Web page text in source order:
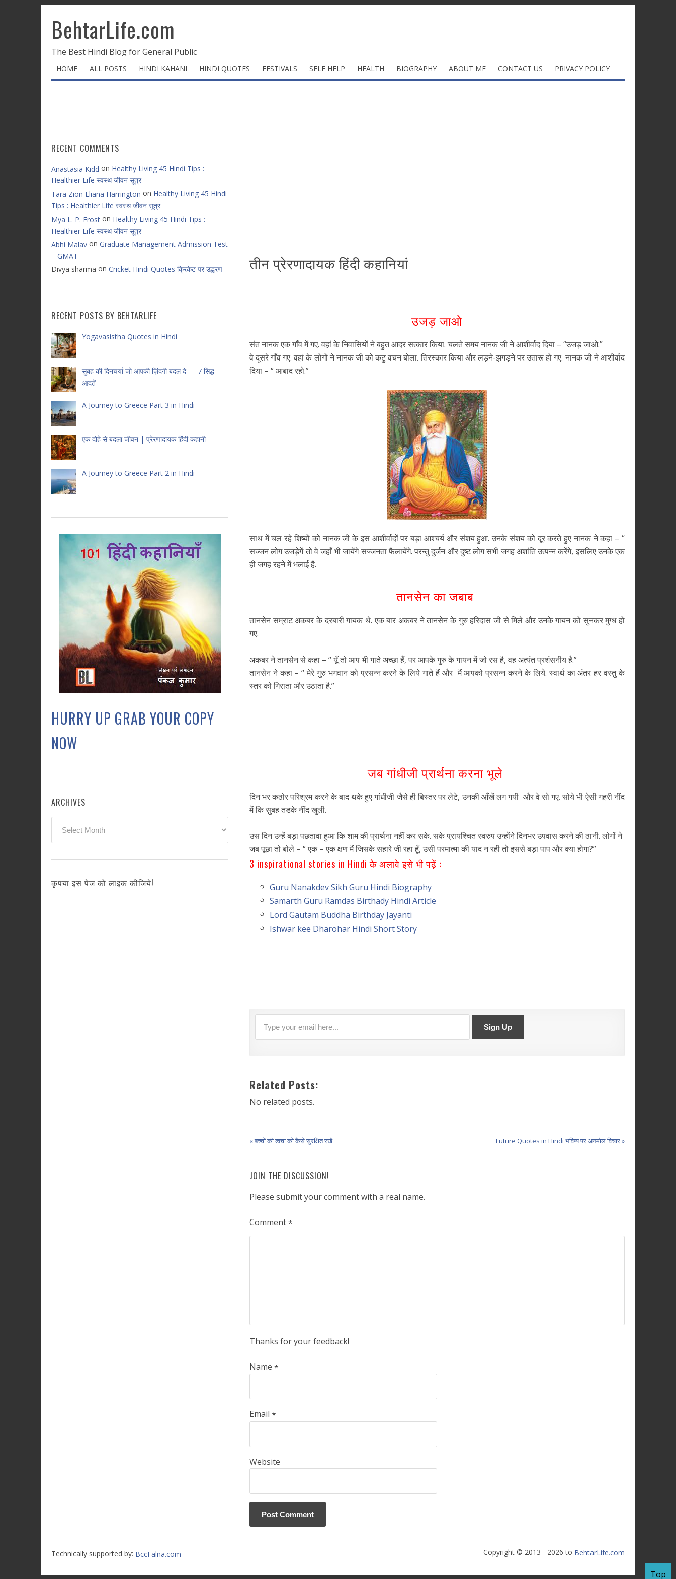
BehtarLife.com
The Best Hindi Blog for General Public
HOME ALL POSTS HINDI KAHANI HINDI QUOTES FESTIVALS SELF HELP HEALTH BIOGRAPHY ABOUT ME CONTACT US PRIVACY POLICY
तीन प्रेरणादायक हिंदी कहानियां
उजड़ जाओ
संत नानक एक गाँव में गए. वहां के निवासियों ने बहुत आदर सत्कार किया. चलते समय नानक जी ने आशीर्वाद दिया – “उजड़ जाओ.”
वे दूसरे गाँव गए. वहां के लोगों ने नानक जी को कटु वचन बोला. तिरस्कार किया और लड़ने-झगड़ने पर उतारू हो गए. नानक जी ने आशीर्वाद
दिया – “ आबाद रहो.”
साथ में चल रहे शिष्यों को नानक जी के इस आशीर्वादों पर बड़ा आश्चर्य और संशय हुआ. उनके संशय को दूर करते हुए नानक ने कहा – “
सज्जन लोग उजड़ेगें तो वे जहाँ भी जायेंगे सज्जनता फैलायेंगे. परन्तु दुर्जन और दुष्ट लोग सभी जगह अशांति उत्पन्न करेंगे, इसलिए उनके एक
ही जगह रहने में भलाई है.
तानसेन का जबाब
तानसेन सम्राट अकबर के दरबारी गायक थे. एक बार अकबर ने तानसेन के गुरु हरिदास जी से मिले और उनके गायन को सुनकर मुग्ध हो
गए.
अकबर ने तानसेन से कहा – “ यूँ तो आप भी गाते अच्छा हैं, पर आपके गुरु के गायन में जो रस है, वह अत्यंत प्रशंसनीय है.”
तानसेन ने कहा – “ मेरे गुरु भगवान को प्रसन्न करने के लिये गाते हैं और मैं आपको प्रसन्न करने के लिये. स्वार्थ का अंतर हर वस्तु के
स्तर को गिराता और उठाता है.”
जब गांधीजी प्रार्थना करना भूले
दिन भर कठोर परिश्रम करने के बाद थके हुए गांधीजी जैसे ही बिस्तर पर लेटे, उनकी आँखें लग गयी और वे सो गए. सोये भी ऐसी गहरी नींद
में कि सुबह तडके नींद खुली.
उस दिन उन्हें बड़ा पछतावा हुआ कि शाम की प्रार्थना नहीं कर सके. सके प्रायश्चित स्वरुप उन्होंने दिनभर उपवास करने की ठानी. लोगों ने
जब पूछा तो बोले – “ एक – एक क्षण मैं जिसके सहारे जी रहा हूँ, उसी परमात्मा की याद न रही तो इससे बड़ा पाप और क्या होगा?”
3 inspirational stories in Hindi के अलावे इसे भी पढ़ें :
Guru Nanakdev Sikh Guru Hindi Biography
Samarth Guru Ramdas Birthady Hindi Article
Lord Gautam Buddha Birthday Jayanti
Ishwar kee Dharohar Hindi Short Story
Related Posts:
No related posts.
« बच्चों की त्वचा को कैसे सुरक्षित रखें Future Quotes in Hindi भविष्य पर अनमोल विचार »
JOIN THE DISCUSSION!
Please submit your comment with a real name.
Comment*
Thanks for your feedback!
Name *
Email *
Website
RECENT COMMENTS
Anastasia Kidd on Healthy Living 45 Hindi Tips :
Healthier Life स्वस्थ जीवन सूत्र
Tara Zion Eliana Harrington on Healthy Living 45 Hindi
Tips : Healthier Life स्वस्थ जीवन सूत्र
Mya L. P. Frost on Healthy Living 45 Hindi Tips :
Healthier Life स्वस्थ जीवन सूत्र
Abhi Malav on Graduate Management Admission Test
– GMAT
Divya sharma on Cricket Hindi Quotes क्रिकेट पर उद्धरण
RECENT POSTS BY BEHTARLIFE
Yogavasistha Quotes in Hindi
सुबह की दिनचर्या जो आपकी ज़िंदगी बदल दे — 7 सिद्ध
आदतें
A Journey to Greece Part 3 in Hindi
एक दोहे से बदला जीवन | प्रेरणादायक हिंदी कहानी
A Journey to Greece Part 2 in Hindi
HURRY UP GRAB YOUR COPY
NOW
ARCHIVES
कृपया इस पेज को लाइक कीजिये!
Technically supported by: BccFalna.com Copyright © 2013 - 2026 to BehtarLife.com
Top